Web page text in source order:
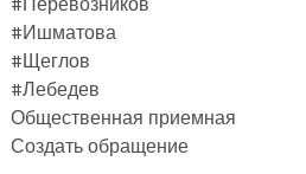
#Ишматова
#Щеглов
#Лебедев
Общественная приемная
Создать обращение